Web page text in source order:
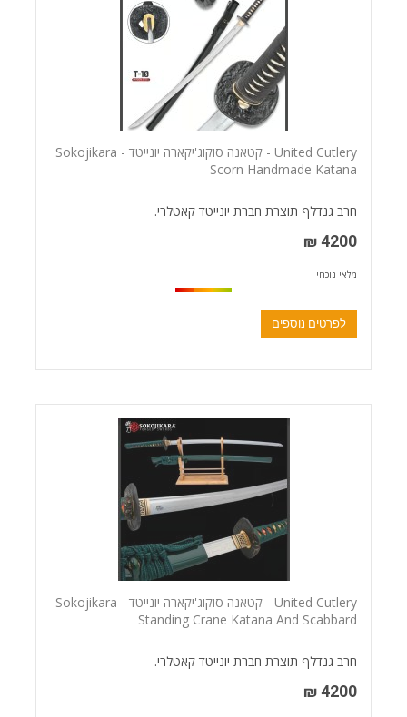
United Cutlery - קטאנה סוקוג'יקארה יונייטד - Sokojikara
Scorn Handmade Katana
חרב גנדלף תוצרת חברת יונייטד קאטלרי.
4200 ₪
מלאי נוכחי
לפרטים נוספים
United Cutlery - קטאנה סוקוג'יקארה יונייטד - Sokojikara
Standing Crane Katana And Scabbard
חרב גנדלף תוצרת חברת יונייטד קאטלרי.
4200 ₪